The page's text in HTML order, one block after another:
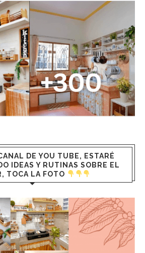
DE YOU TUBE, ESTARÉ
IDEAS Y RUTINAS SOBRE EL
TOCA LA FOTO